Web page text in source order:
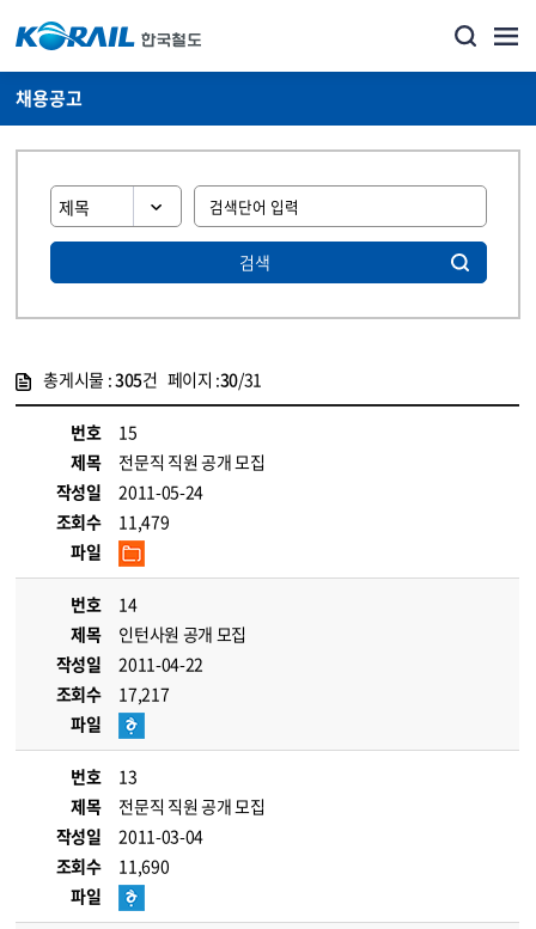
채용공고
검색
총게시물 :305건 페이지 :30/31
번호
15
제목
전문직 직원 공개 모집
작성일
2011-05-24
조회수
11,479
파일
번호
14
제목
인턴사원 공개 모집
작성일
2011-04-22
조회수
17,217
파일
번호
13
제목
전문직 직원 공개 모집
작성일
2011-03-04
조회수
11,690
파일